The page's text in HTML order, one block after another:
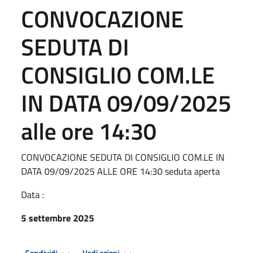
CONVOCAZIONE
SEDUTA DI
CONSIGLIO COM.LE
IN DATA 09/09/2025
alle ore 14:30
CONVOCAZIONE SEDUTA DI CONSIGLIO COM.LE IN
DATA 09/09/2025 ALLE ORE 14:30 seduta aperta
Data :
5 settembre 2025